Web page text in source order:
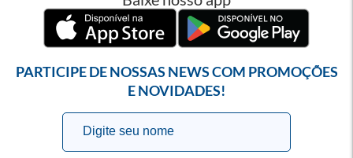
PARTICIPE DE NOSSAS NEWS COM PROMOÇÕES
E NOVIDADES!